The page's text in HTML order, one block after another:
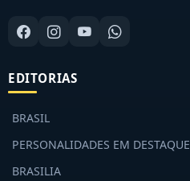
EDITORIAS
BRASIL
PERSONALIDADES EM DESTAQUE
BRASILIA